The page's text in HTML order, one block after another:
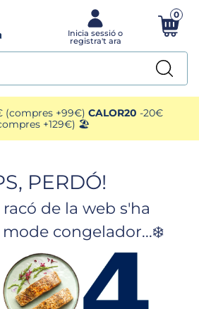
0
(compres +99€) CALOR20 -20€
+129€) 🏖️
PERDÓ!
de la web s'ha
congelador...❄️